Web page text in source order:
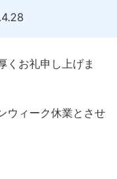
くお礼申し上げま
ウィーク休業とさせ